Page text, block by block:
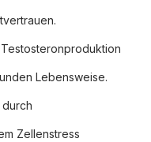
Lebensweise.
Zellenstress